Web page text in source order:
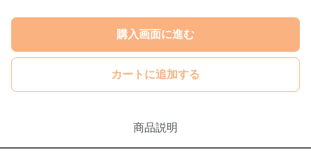
購入画面に進む
カートに追加する
商品説明